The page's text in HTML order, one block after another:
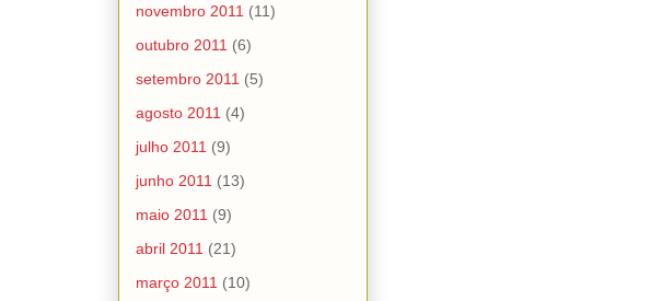
novembro 2011 (11)
outubro 2011 (6)
setembro 2011 (5)
agosto 2011 (4)
julho 2011 (9)
junho 2011 (13)
maio 2011 (9)
abril 2011 (21)
março 2011 (10)